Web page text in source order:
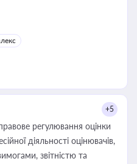
+5
регулювання оцінки
діяльності оцінювачів,
звітністю та